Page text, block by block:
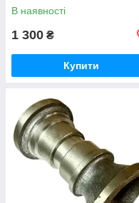
В наявності
1 300 ₴
Купити